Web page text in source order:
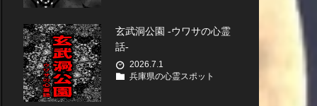
玄武洞公園 -ウワサの心霊
話-
2026.7.1
兵庫県の心霊スポット